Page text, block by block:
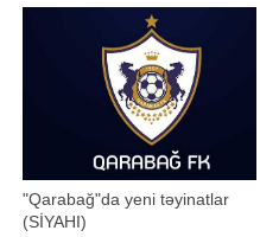
olub. Dünya futbolunun
ulduzlarından biri olan Lione
"Qarabağ"da yeni təyinatlar
(SİYAHI)